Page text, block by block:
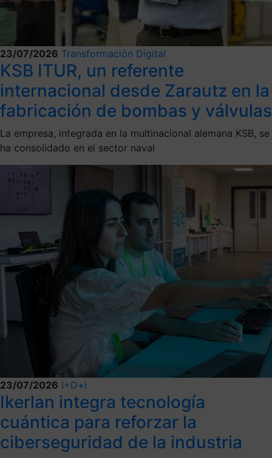
23/07/2026 Transformación Digital
KSB ITUR, un referente
internacional desde Zarautz en la
fabricación de bombas y válvulas
La empresa, integrada en la multinacional alemana KSB, se
ha consolidado en el sector naval
23/07/2026 I+D+i
Ikerlan integra tecnología
cuántica para reforzar la
ciberseguridad de la industria